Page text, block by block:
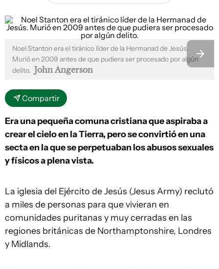
Noel Stanton era el tiránico líder de la Hermanad de Jesús.
Murió en 2009 antes de que pudiera ser procesado por algún
delito. John Angerson
Compartir
Era una pequeña comuna cristiana que aspiraba a
crear el cielo en la Tierra, pero se convirtió en una
secta en la que se perpetuaban los abusos sexuales
y físicos a plena vista.
La iglesia del Ejército de Jesús (Jesus Army) reclutó
a miles de personas para que vivieran en
comunidades puritanas y muy cerradas en las
regiones británicas de Northamptonshire, Londres
y Midlands.